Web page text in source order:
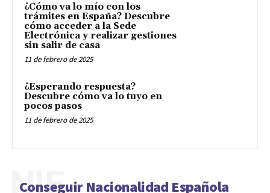
¿Cómo va lo mío con los
trámites en España? Descubre
cómo acceder a la Sede
Electrónica y realizar gestiones
sin salir de casa
11 de febrero de 2025
¿Esperando respuesta?
Descubre cómo va lo tuyo en
pocos pasos
11 de febrero de 2025
Conseguir Nacionalidad Española
NIE